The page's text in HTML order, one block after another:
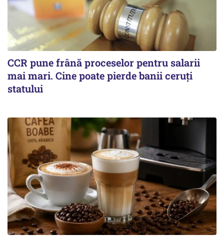
CCR pune frână proceselor pentru salarii
mai mari. Cine poate pierde banii ceruți
statului